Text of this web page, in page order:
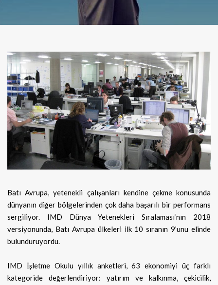
Batı Avrupa, yetenekli çalışanları kendine çekme konusunda
dünyanın diğer bölgelerinden çok daha başarılı bir performans
sergiliyor. IMD Dünya Yetenekleri Sıralaması‘nın 2018
versiyonunda, Batı Avrupa ülkeleri ilk 10 sıranın 9’unu elinde
bulunduruyordu.
IMD İşletme Okulu yıllık anketleri, 63 ekonomiyi üç farklı
kategoride değerlendiriyor: yatırım ve kalkınma, çekicilik,